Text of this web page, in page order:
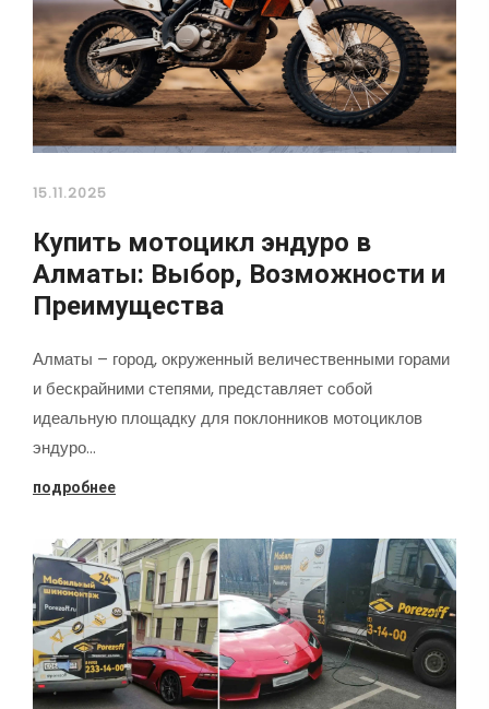
15.11.2025
Купить мотоцикл эндуро в
Алматы: Выбор, Возможности и
Преимущества
Алматы – город, окруженный величественными горами
и бескрайними степями, представляет собой
идеальную площадку для поклонников мотоциклов
эндуро…
подробнее